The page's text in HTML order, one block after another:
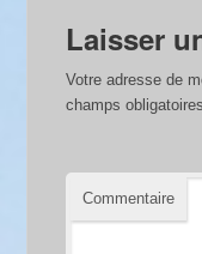
Laisser
Votre adresse de
champs
Commentaire